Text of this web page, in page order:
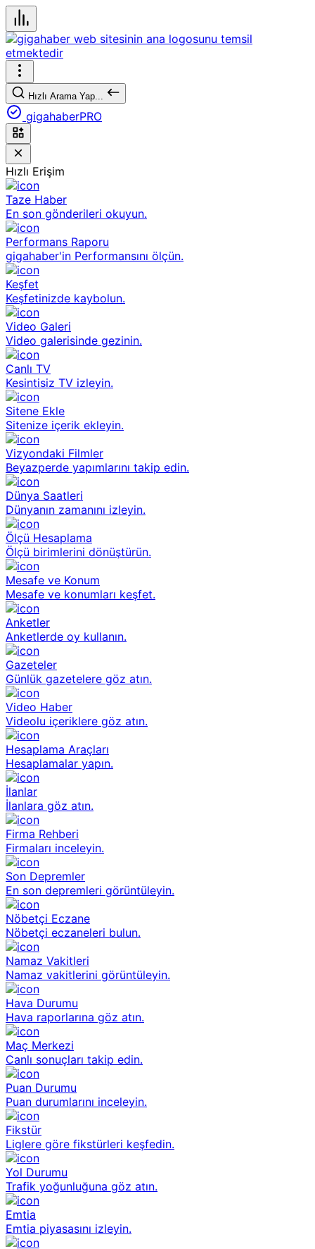
Hızlı Arama Yap...
gigahaberPRO
Hızlı Erişim
Taze Haber
En son gönderileri okuyun.
Performans Raporu
gigahaber'in Performansını ölçün.
Keşfet
Keşfetinizde kaybolun.
Video Galeri
Video galerisinde gezinin.
Canlı TV
Kesintisiz TV izleyin.
Sitene Ekle
Sitenize içerik ekleyin.
Vizyondaki Filmler
Beyazperde yapımlarını takip edin.
Dünya Saatleri
Dünyanın zamanını izleyin.
Ölçü Hesaplama
Ölçü birimlerini dönüştürün.
Mesafe ve Konum
Mesafe ve konumları keşfet.
Anketler
Anketlerde oy kullanın.
Gazeteler
Günlük gazetelere göz atın.
Video Haber
Videolu içeriklere göz atın.
Hesaplama Araçları
Hesaplamalar yapın.
İlanlar
İlanlara göz atın.
Firma Rehberi
Firmaları inceleyin.
Son Depremler
En son depremleri görüntüleyin.
Nöbetçi Eczane
Nöbetçi eczaneleri bulun.
Namaz Vakitleri
Namaz vakitlerini görüntüleyin.
Hava Durumu
Hava raporlarına göz atın.
Maç Merkezi
Canlı sonuçları takip edin.
Puan Durumu
Puan durumlarını inceleyin.
Fikstür
Liglere göre fikstürleri keşfedin.
Yol Durumu
Trafik yoğunluğuna göz atın.
Emtia
Emtia piyasasını izleyin.